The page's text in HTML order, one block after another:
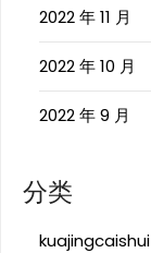
2022 年 11 月
2022 年 10 月
2022 年 9 月
分类
kuajingcaishui